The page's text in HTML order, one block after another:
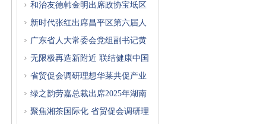
和治友德韩金明出席政协宝坻区
新时代张红出席昌平区第六届人
广东省人大常委会党组副书记黄
无限极再造新附近 联结健康中国
省贸促会调研理想华莱共促产业
绿之韵劳嘉总裁出席2025年湖南
聚焦湘茶国际化 省贸促会调研理